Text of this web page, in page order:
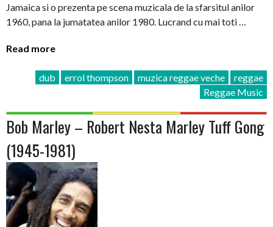
Jamaica si o prezenta pe scena muzicala de la sfarsitul anilor
1960, pana la jumatatea anilor 1980. Lucrand cu mai toti …
Read more
dub errol thompson muzica reggae veche
reggae
Reggae Music
Bob Marley – Robert Nesta Marley Tuff Gong
(1945-1981)